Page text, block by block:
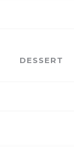
DESSERT